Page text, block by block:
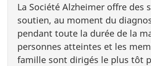
La Société Alzheimer offre des
soutien, au moment du
pendant toute la durée de la
personnes atteintes et les
famille sont dirigés le plus tôt